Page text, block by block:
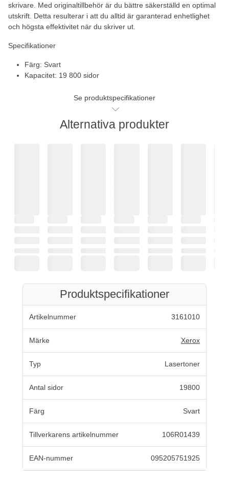
skrivare. Med originaltillbehör är du bättre säkerställd en optimal
utskrift. Detta resulterar i att du alltid är garanterad enhetlighet
och högsta effektivitet när du skriver ut.
Specifikationer
Färg: Svart
Kapacitet: 19 800 sidor
Se produktspecifikationer
Alternativa produkter
Produktspecifikationer
Artikelnummer 3161010
Märke Xerox
Typ Lasertoner
Antal sidor 19800
Färg Svart
Tillverkarens artikelnummer 106R01439
EAN-nummer 095205751925